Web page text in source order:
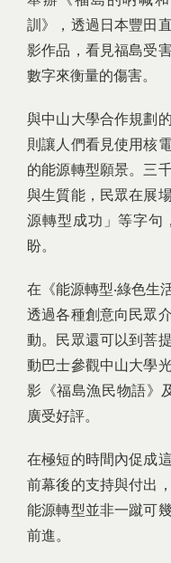
訓》，透過日本豐田
影作品，看見福島受
數字來衡量的傷害。
與中山大學合作規劃
則讓人們看見使用核
的能源轉型願景。三
與生質能，民眾在展
源轉型成功」等字句
盼。
在《能源轉型‧綠色生
透過各種創意向民眾
動。民眾還可以到菩
動巴士參觀中山大學
影《福島漁民物語》
廣受好評。
在極短的時間內促成
前幕後的支持與付出
能源轉型並非一蹴可
前進。